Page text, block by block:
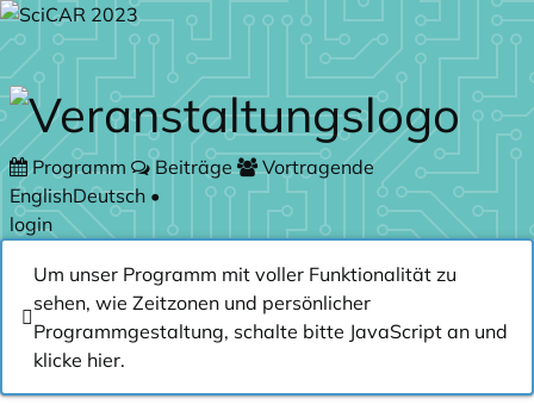
Zum Hauptteil springen
Programm Beiträge
Vortragende
EnglishDeutsch •
login
Um unser Programm mit voller Funktionalität zu
sehen, wie Zeitzonen und persönlicher
Programmgestaltung, schalte bitte JavaScript an und
klicke hier.